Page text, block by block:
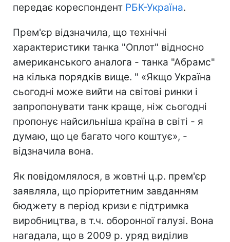
передає кореспондент РБК-Україна.
Прем'єр відзначила, що технічні
характеристики танка "Оплот" відносно
американського аналога - танка "Абрамс"
на кілька порядків вище. " «Якщо Україна
сьогодні може вийти на світові ринки і
запропонувати танк краще, ніж сьогодні
пропонує найсильніша країна в світі - я
думаю, що це багато чого коштує», -
відзначила вона.
Як повідомлялося, в жовтні ц.р. прем'єр
заявляла, що пріоритетним завданням
бюджету в період кризи є підтримка
виробництва, в т.ч. оборонної галузі. Вона
нагадала, що в 2009 р. уряд виділив